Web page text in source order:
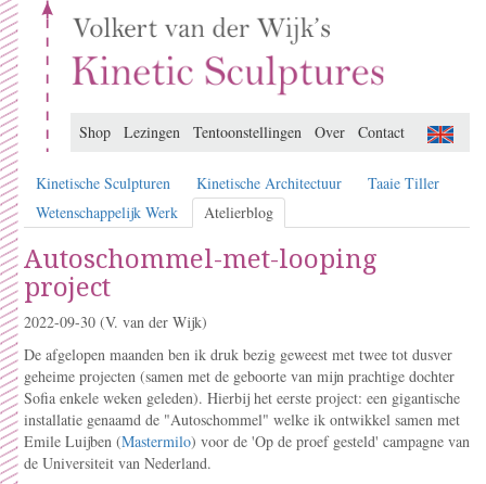
Shop Lezingen Tentoonstellingen Over Contact
Kinetische Sculpturen Kinetische Architectuur
Taaie Tiller
Wetenschappelijk Werk
Atelierblog
Autoschommel-met-looping
project
2022-09-30 (V. van der Wijk)
De afgelopen maanden ben ik druk bezig geweest met twee tot dusver
geheime projecten (samen met de geboorte van mijn prachtige dochter
Sofia enkele weken geleden). Hierbij het eerste project: een gigantische
installatie genaamd de "Autoschommel" welke ik ontwikkel samen met
Emile Luijben (Mastermilo) voor de 'Op de proef gesteld' campagne van
de Universiteit van Nederland.